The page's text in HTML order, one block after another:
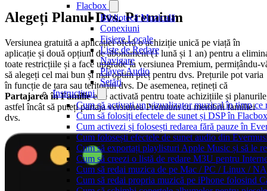
Flacbox
Bibliotecă Muzicală
Conexiuni
Fișiere Locale
Liste de Redare
Navigare
Player Audio
Setări
Instrucțiuni
Cum să activați un vizualizator muzical în timp ce
Cum să folosiți efectele de sunet și DSP în
Cum activezi și folosești redarea fără pauze în
Cum folosești efectele de sunet audio din
Cum să exportați playlisturi Apple Music și să le
Cum să creezi o listă de redare M3U pentru
Cum să redai muzica de pe Mac / PC / Linux /
Cum să redai propria muzică pe iPhone folosind
Alegeți Planul Dvs. Premium
Versiunea gratuită a aplicației oferă o achiziție unică pe viață în
aplicație și două opțiuni de abonament (1 lună și 1 an) pentru a
toate restricțiile și a face upgrade la versiunea Premium, permițându-
să alegeți cel mai bun și mai optim preț pentru dvs. Prețurile pot varia
în funcție de țara sau teritoriul dvs. De asemenea, rețineți că
Partajarea în Familieeste activată pentru toate achizițiile și
astfel încât să puteți partaja versiunea Premium cu membrii familiei
dvs.